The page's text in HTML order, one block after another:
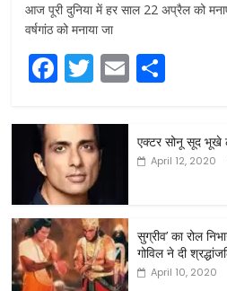
आज पूरी दुनिया में हर साल 22 अप्रैल को
वर्षगांठ को मनाया जा
F
c
e
b
o
o
k
T
itt
er
E
ar
e
एक्टर सोनू सूद भूखे
April 12, 2020
सुग्रीव’ का रोल
गोविल ने दी
April 10, 2020